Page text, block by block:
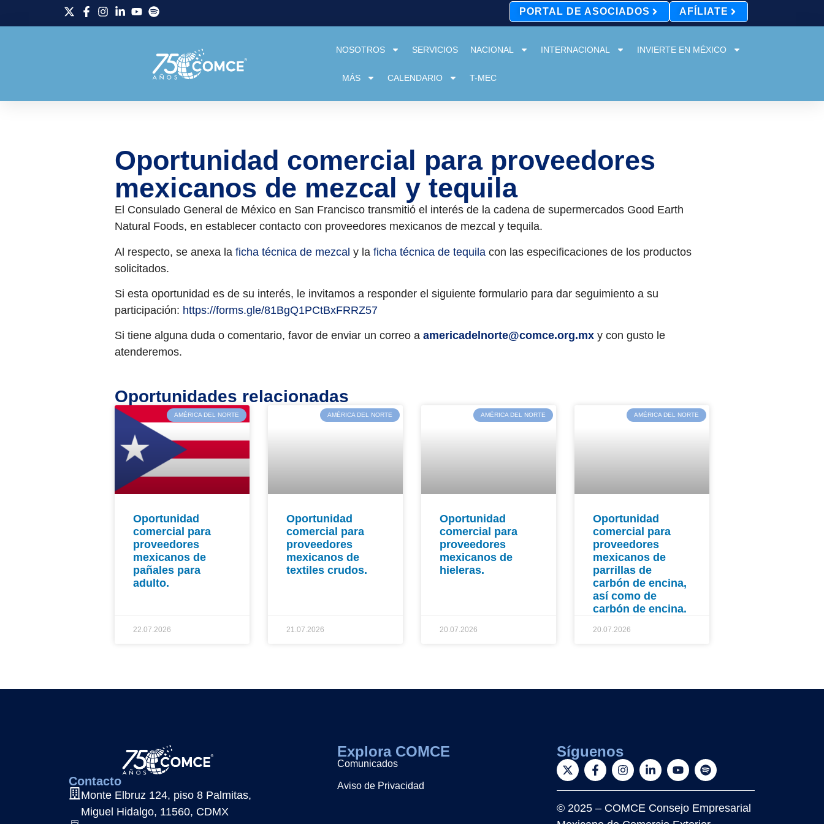
PORTAL DE ASOCIADOS AFÍLIATE
NOSOTROS SERVICIOS NACIONAL INTERNACIONAL INVIERTE EN MÉXICO
MÁS CALENDARIO T-MEC
Oportunidad comercial para proveedores
mexicanos de mezcal y tequila
El Consulado General de México en San Francisco transmitió el interés de la cadena de supermercados Good Earth
Natural Foods, en establecer contacto con proveedores mexicanos de mezcal y tequila.
Al respecto, se anexa la ficha técnica de mezcal y la ficha técnica de tequila con las especificaciones de los productos
solicitados.
Si esta oportunidad es de su interés, le invitamos a responder el siguiente formulario para dar seguimiento a su
participación: https://forms.gle/81BgQ1PCtBxFRRZ57
Si tiene alguna duda o comentario, favor de enviar un correo a americadelnorte@comce.org.mx y con gusto le
atenderemos.
Oportunidades relacionadas
AMÉRICA DEL NORTE
Oportunidad
comercial para
proveedores
mexicanos de
pañales para
adulto.
22.07.2026
AMÉRICA DEL NORTE
Oportunidad
comercial para
proveedores
mexicanos de
textiles crudos.
21.07.2026
AMÉRICA DEL NORTE
Oportunidad
comercial para
proveedores
mexicanos de
hieleras.
20.07.2026
AMÉRICA DEL NORTE
Oportunidad
comercial para
proveedores
mexicanos de
parrillas de
carbón de encina,
así como de
carbón de encina.
20.07.2026
Contacto
Monte Elbruz 124, piso 8 Palmitas,
Miguel Hidalgo, 11560, CDMX
Explora COMCE
Comunicados
Aviso de Privacidad
Síguenos
© 2025 – COMCE Consejo Empresarial